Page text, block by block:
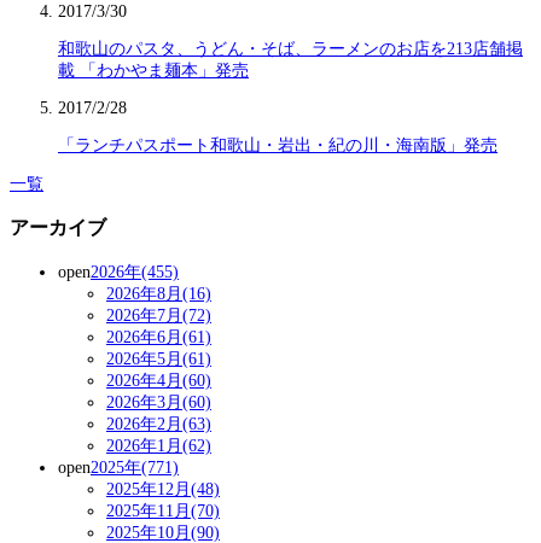
2017/3/30
和歌山のパスタ、うどん・そば、ラーメンのお店を213店舗掲
載 「わかやま麺本」発売
2017/2/28
「ランチパスポート和歌山・岩出・紀の川・海南版」発売
一覧
アーカイブ
open2026年(455)
2026年8月(16)
2026年7月(72)
2026年6月(61)
2026年5月(61)
2026年4月(60)
2026年3月(60)
2026年2月(63)
2026年1月(62)
open2025年(771)
2025年12月(48)
2025年11月(70)
2025年10月(90)